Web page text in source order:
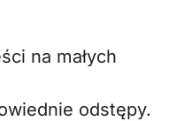
na małych
odstępy.